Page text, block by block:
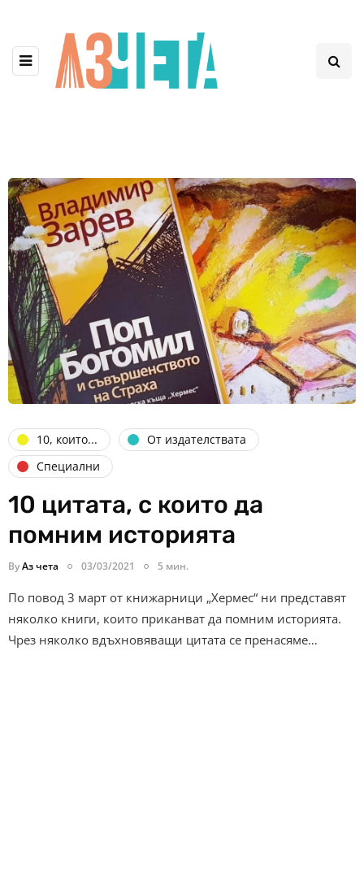
10, които...
От издателствата
Специални
10 цитата, с които да
помним историята
ByАз чета 03/03/2021 5 мин.
По повод 3 март от книжарници „Хермес“ ни представят
няколко книги, които приканват да помним историята.
Чрез няколко вдъхновяващи цитата се пренасяме…